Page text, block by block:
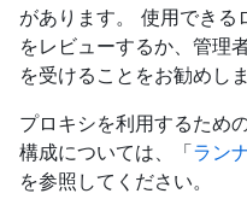
があります。 使用できる
をレビューするか、管理
を受けることをお勧めしま
プロキシを利用するため
構成については、「ラン
を参照してください。